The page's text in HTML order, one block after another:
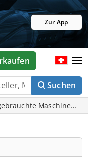
Zur App
Suchen
Maschinen in